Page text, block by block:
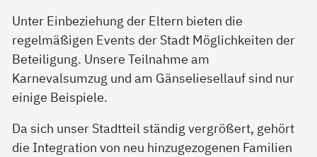
Unter Einbeziehung der Eltern bieten die
regelmäßigen Events der Stadt Möglichkeiten der
Beteiligung. Unsere Teilnahme am
Karnevalsumzug und am Gänseliesellauf sind nur
einige Beispiele.
Da sich unser Stadtteil ständig vergrößert, gehört
die Integration von neu hinzugezogenen Familien